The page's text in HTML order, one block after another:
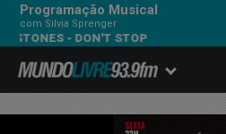
Programação Musical
com Silvia Sprenger
- DON'T STOP